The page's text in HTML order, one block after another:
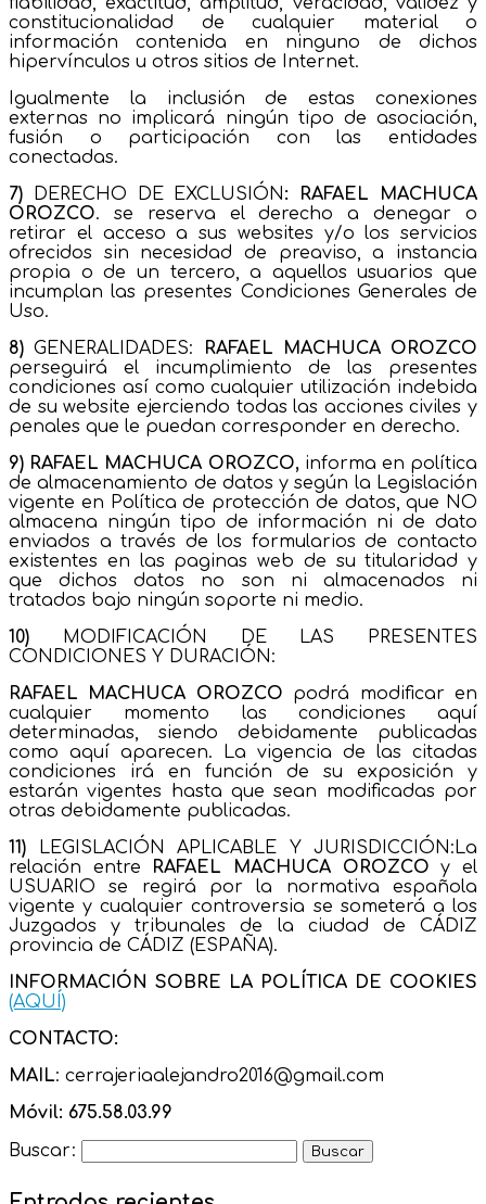
constitucionalidad de cualquier material o
información contenida en ninguno de dichos
hipervínculos u otros sitios de Internet.
Igualmente la inclusión de estas conexiones
externas no implicará ningún tipo de asociación,
fusión o participación con las entidades
conectadas.
7) DERECHO DE EXCLUSIÓN: RAFAEL MACHUCA
OROZCO. se reserva el derecho a denegar o
retirar el acceso a sus websites y/o los servicios
ofrecidos sin necesidad de preaviso, a instancia
propia o de un tercero, a aquellos usuarios que
incumplan las presentes Condiciones Generales de
Uso.
8) GENERALIDADES:
RAFAEL MACHUCA OROZCO
perseguirá el incumplimiento de las presentes
condiciones así como cualquier utilización indebida
de su website ejerciendo todas las acciones civiles y
penales que le puedan corresponder en derecho.
9) RAFAEL MACHUCA OROZCO,informa en política
de almacenamiento de datos y según la Legislación
vigente en Política de protección de datos, que NO
almacena ningún tipo de información ni de dato
enviados a través de los formularios de contacto
existentes en las paginas web de su titularidad y
que dichos datos no son ni almacenados ni
tratados bajo ningún soporte ni medio.
10) MODIFICACIÓN DE LAS PRESENTES
CONDICIONES Y DURACIÓN:
RAFAEL MACHUCA OROZCO podrá modificar en
cualquier momento las condiciones aquí
determinadas, siendo debidamente publicadas
como aquí aparecen. La vigencia de las citadas
condiciones irá en función de su exposición y
estarán vigentes hasta que sean modificadas por
otras debidamente publicadas.
11) LEGISLACIÓN APLICABLE Y JURISDICCIÓN:La
relación entre RAFAEL MACHUCA OROZCO y el
USUARIO se regirá por la normativa española
vigente y cualquier controversia se someterá a los
Juzgados y tribunales de la ciudad de CÁDIZ
provincia de CÁDIZ (ESPAÑA).
INFORMACIÓN SOBRE LA POLÍTICA DE COOKIES
(AQUÍ)
CONTACTO:
MAIL: cerrajeriaalejandro2016@gmail.com
Móvil: 675.58.03.99
Buscar: